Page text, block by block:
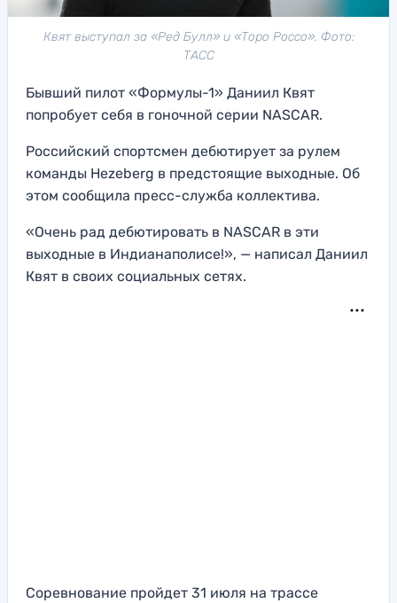
Квят выступал за «Ред Булл» и «Торо Россо». Фото:
ТАСС
Бывший пилот «Формулы-1» Даниил Квят
попробует себя в гоночной серии NASCAR.
Российский спортсмен дебютирует за рулем
команды Hezeberg в предстоящие выходные. Об
этом сообщила пресс-служба коллектива.
«Очень рад дебютировать в NASCAR в эти
выходные в Индианаполисе!», — написал Даниил
Квят в своих социальных сетях.
Соревнование пройдет 31 июля на трассе